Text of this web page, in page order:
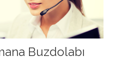
Buzdolabı